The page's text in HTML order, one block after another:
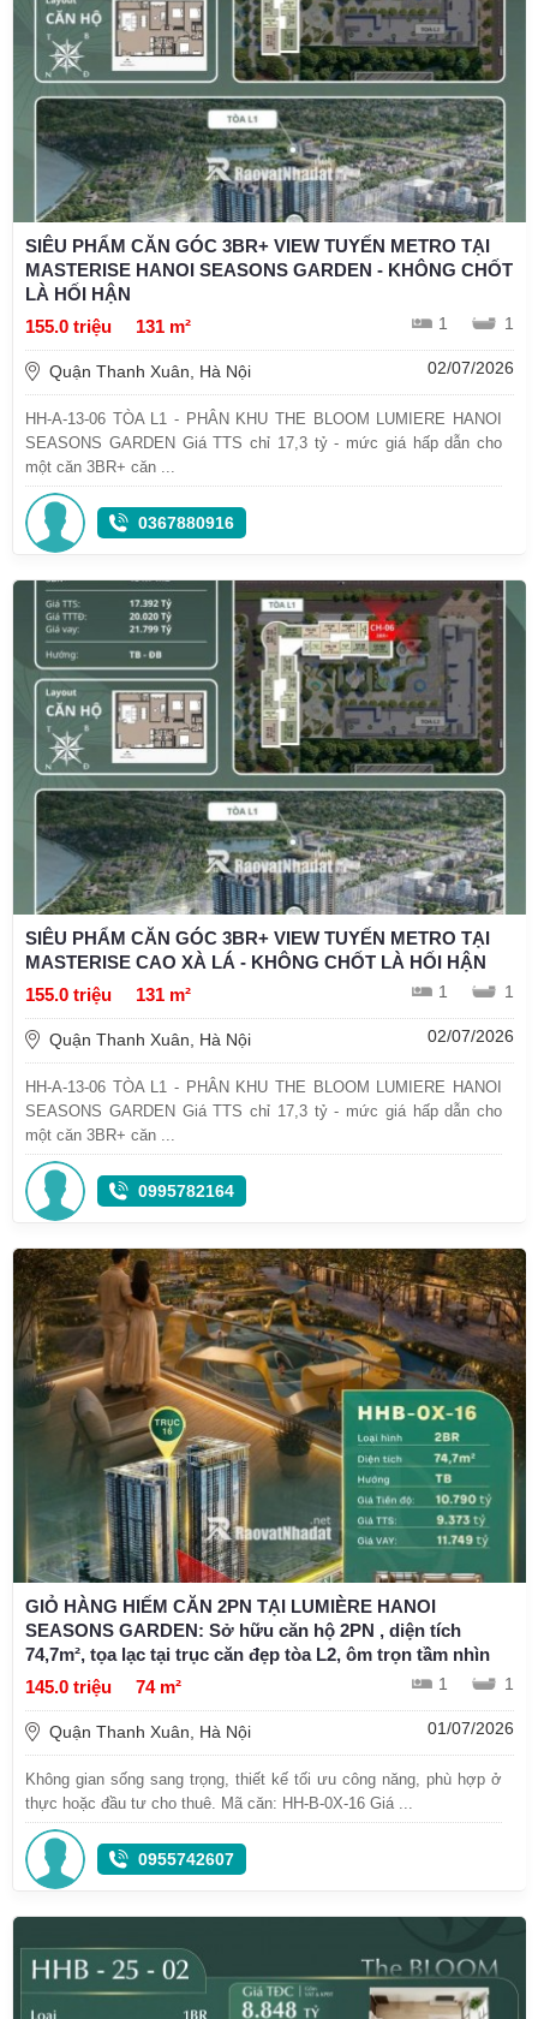
SIÊU PHẨM CĂN GÓC 3BR+ VIEW TUYẾN METRO TẠI
MASTERISE HANOI SEASONS GARDEN - KHÔNG CHỐT
LÀ HỐI HẬN
155.0 triệu
131 m² 1 1
Quận Thanh Xuân, Hà Nội 02/07/2026
HH-A-13-06 TÒA L1 - PHÂN KHU THE BLOOM LUMIERE HANOI
SEASONS GARDEN Giá TTS chỉ 17,3 tỷ - mức giá hấp dẫn cho
một căn 3BR+ căn ...
0367880916
SIÊU PHẨM CĂN GÓC 3BR+ VIEW TUYẾN METRO TẠI
MASTERISE CAO XÀ LÁ - KHÔNG CHỐT LÀ HỐI HẬN
155.0 triệu
131 m² 1 1
Quận Thanh Xuân, Hà Nội 02/07/2026
HH-A-13-06 TÒA L1 - PHÂN KHU THE BLOOM LUMIERE HANOI
SEASONS GARDEN Giá TTS chỉ 17,3 tỷ - mức giá hấp dẫn cho
một căn 3BR+ căn ...
0995782164
GIỎ HÀNG HIẾM CĂN 2PN TẠI LUMIÈRE HANOI
SEASONS GARDEN: Sở hữu căn hộ 2PN , diện tích
74,7m², tọa lạc tại trục căn đẹp tòa L2, ôm trọn tầm nhìn
145.0 triệu
74 m² 1 1
Quận Thanh Xuân, Hà Nội 01/07/2026
Không gian sống sang trọng, thiết kế tối ưu công năng, phù hợp ở
thực hoặc đầu tư cho thuê. Mã căn: HH-B-0X-16 Giá ...
0955742607